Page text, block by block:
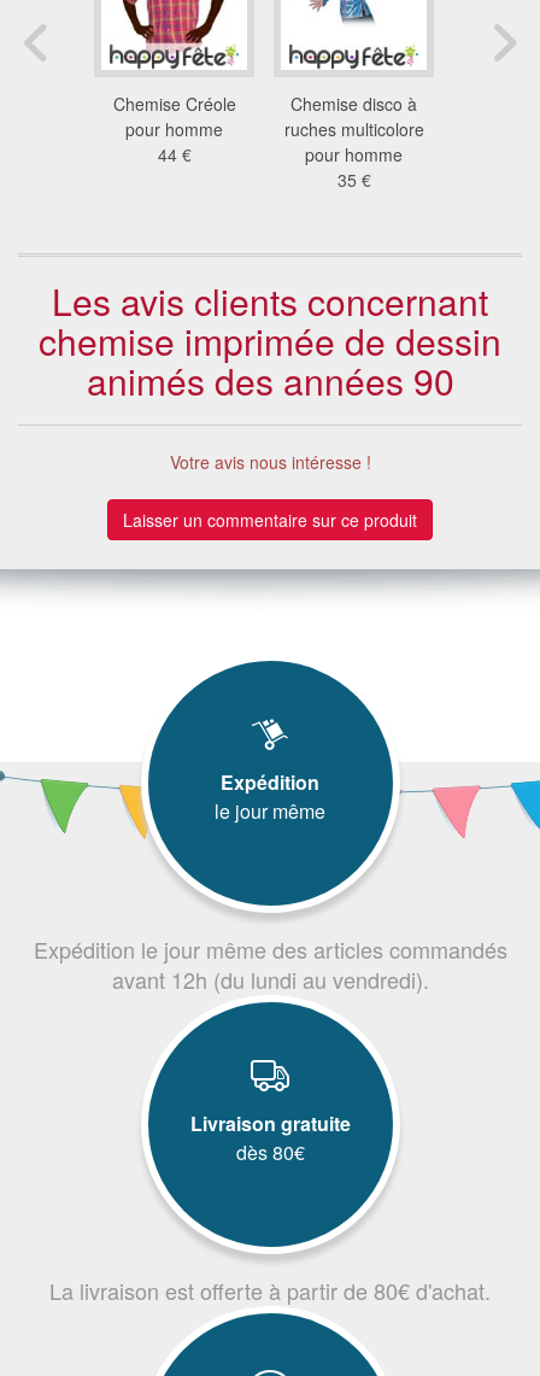
Chemise Créole
pour homme
44 €
Chemise disco à
ruches multicolore
pour homme
35 €
Les avis clients concernant
chemise imprimée de dessin
animés des années 90
Votre avis nous intéresse !
Laisser un commentaire sur ce produit
Expédition
le jour même
Expédition le jour même des articles commandés
avant 12h (du lundi au vendredi).
Livraison gratuite
dès 80€
La livraison est offerte à partir de 80€ d'achat.